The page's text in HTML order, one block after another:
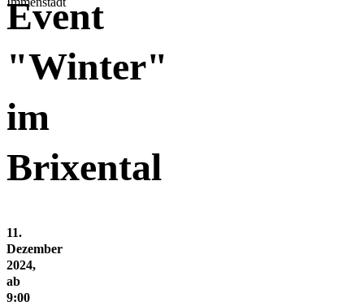
Event
"Winter"
im
Brixental
11.
Dezember
2024,
ab
9:00